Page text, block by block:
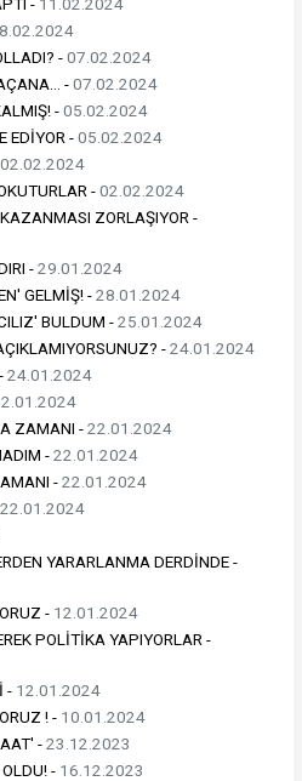
-07.02.2024
-07.02.2024
-05.02.2024
EDİYOR -05.02.2024
02.02.2024
-02.02.2024
ZORLAŞIYOR -
-29.01.2024
GELMİŞ! -28.01.2024
BULDUM -25.01.2024
-24.01.2024
24.01.2024
ZAMANI -22.01.2024
-22.01.2024
-22.01.2024
22.01.2024
YARARLANMA DERDİNDE -
- 12.01.2024
POLİTİKA YAPIYORLAR -
- 12.01.2024
! - 10.01.2024
-23.12.2023
- 16.12.2023